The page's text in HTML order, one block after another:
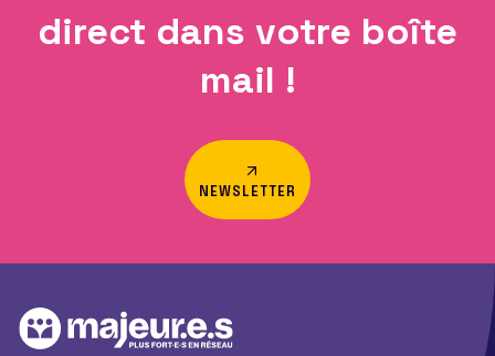
direct dans votre boîte
mail !
NEWSLETTER